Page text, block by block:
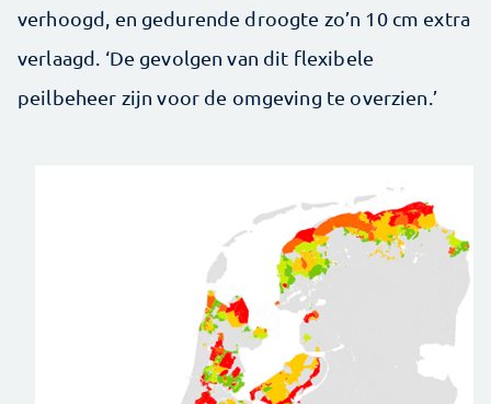
verhoogd, en gedurende droogte zo’n 10 cm extra
verlaagd. ‘De gevolgen van dit flexibele
peilbeheer zijn voor de omgeving te overzien.’